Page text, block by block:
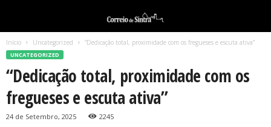
Início Uncategorized “Dedicação total, proximidade com os fregueses e escuta ativa”
UNCATEGORIZED
“Dedicação total, proximidade com os
fregueses e escuta ativa”
24 de Setembro, 2025 2245